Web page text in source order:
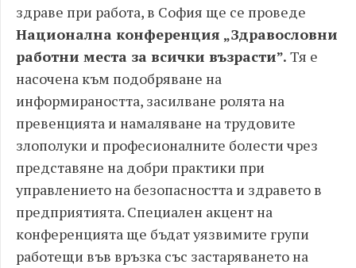
здраве при работа, в София ще се проведе
Национална конференция „Здравословни
работни места за всички възрасти”. Тя е
насочена към подобряване на
информираността, засилване ролята на
превенцията и намаляване на трудовите
злополуки и професионалните болести чрез
представяне на добри практики при
управлението на безопасността и здравето в
предприятията. Специален акцент на
конференцията ще бъдат уязвимите групи
работещи във връзка със застаряването на